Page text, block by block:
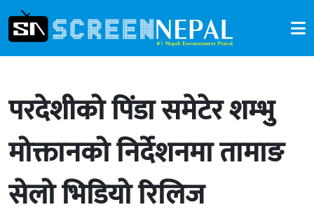
परदेशीको पिंडा समेटेर शम्भु
मोक्तानको निर्देशनमा तामाङ
सेलो भिडियो रिलिज